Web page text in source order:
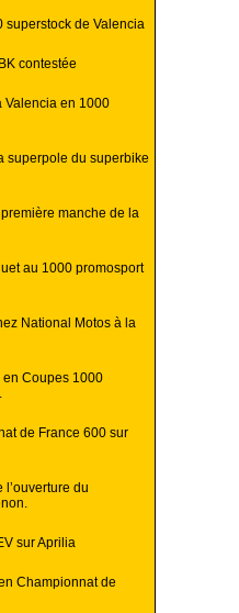
superstock de Valencia
contestée
Valencia en 1000
superpole du superbike
manche de la
au 1000 promosport
National Motos à la
en Coupes 1000
de France 600 sur
du
sur Aprilia
Championnat de